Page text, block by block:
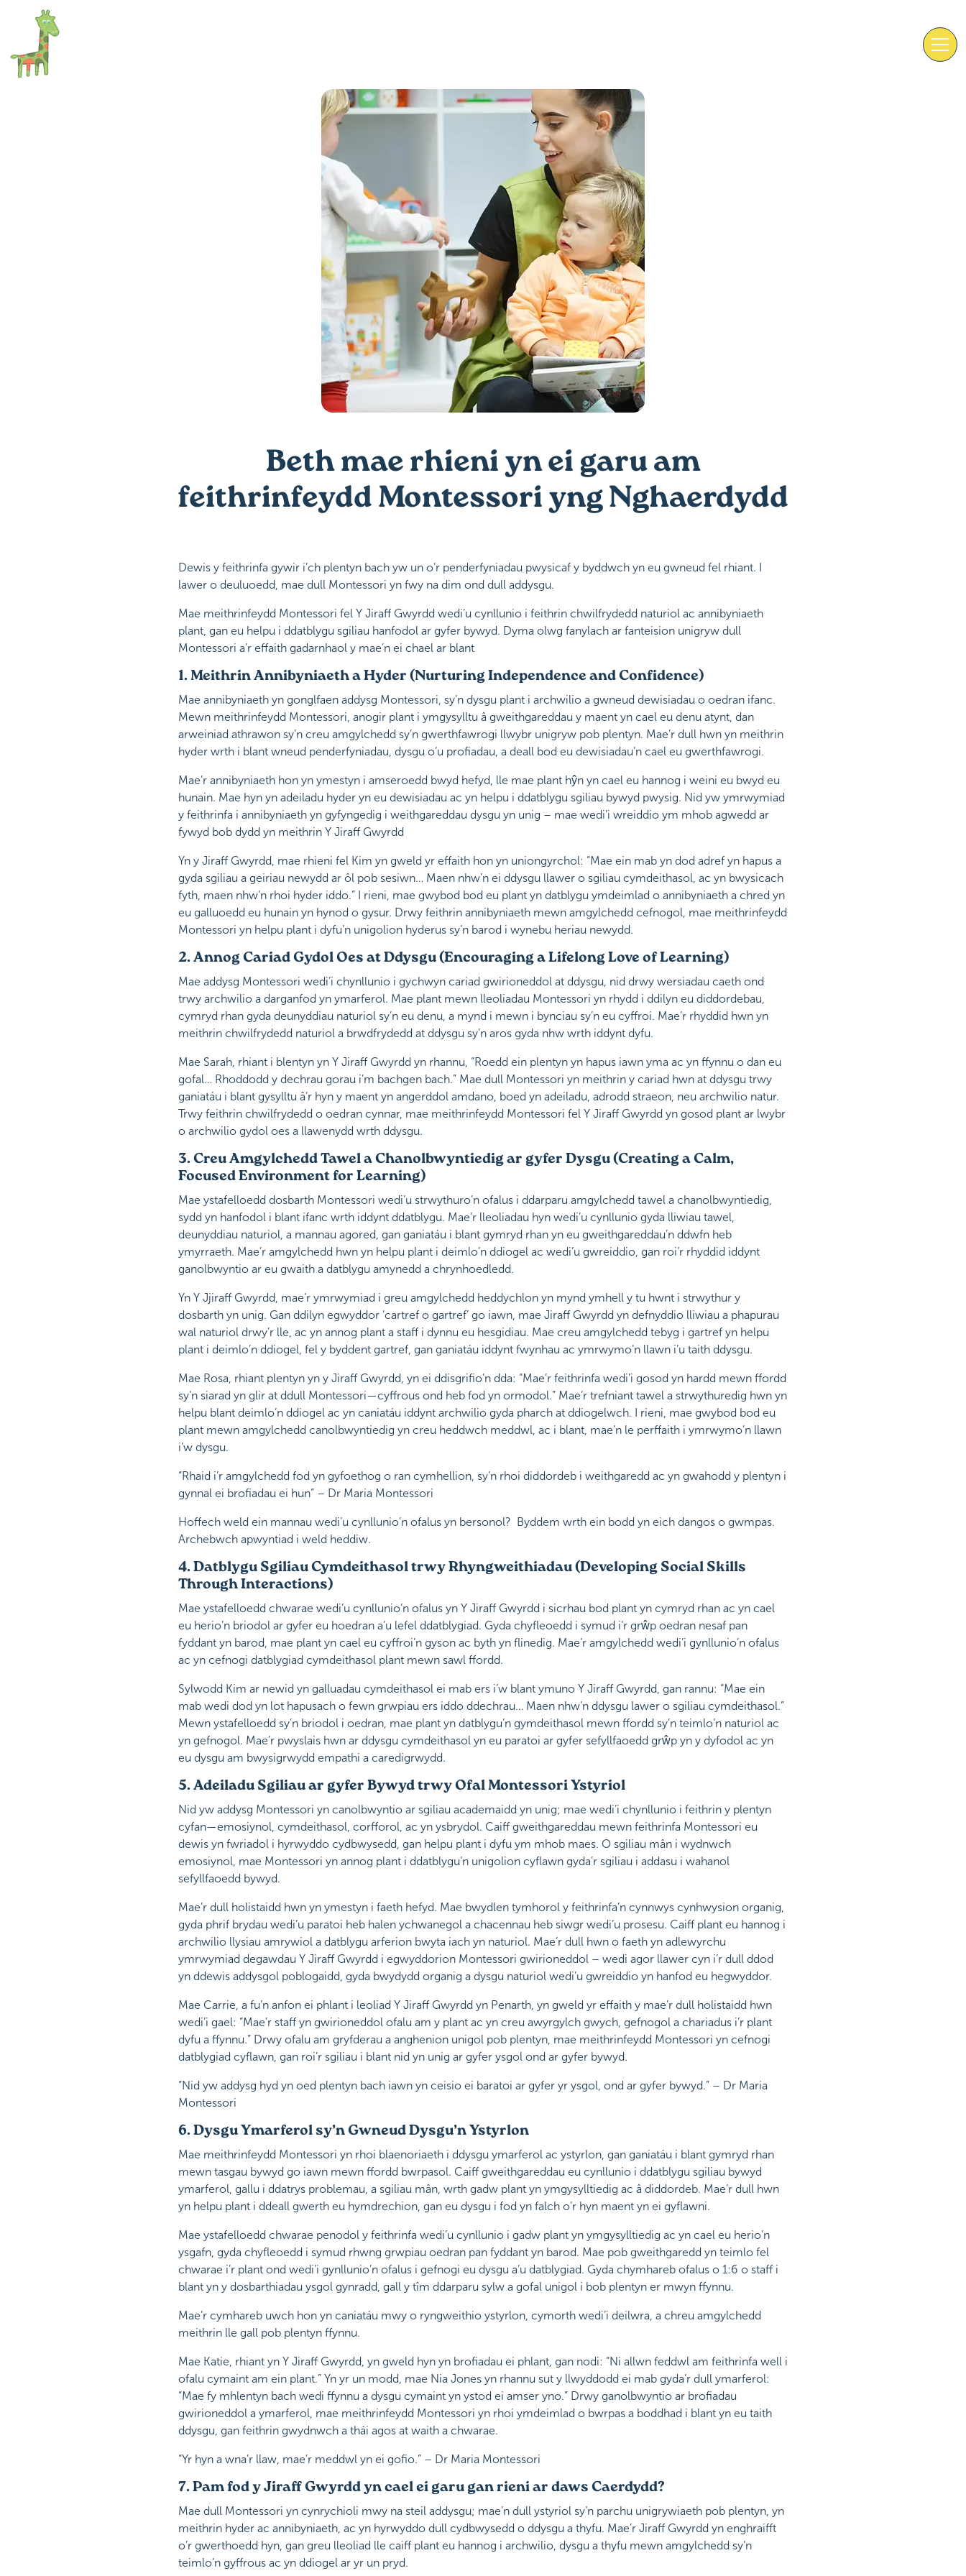
Beth mae rhieni yn ei garu am
feithrinfeydd Montessori yng Nghaerdydd
Dewis y feithrinfa gywir i’ch plentyn bach yw un o’r penderfyniadau pwysicaf y byddwch yn eu gwneud fel rhiant. I
lawer o deuluoedd, mae dull Montessori yn fwy na dim ond dull addysgu.
Mae meithrinfeydd Montessori fel Y Jiraff Gwyrdd wedi’u cynllunio i feithrin chwilfrydedd naturiol ac annibyniaeth
plant, gan eu helpu i ddatblygu sgiliau hanfodol ar gyfer bywyd. Dyma olwg fanylach ar fanteision unigryw dull
Montessori a’r effaith gadarnhaol y mae’n ei chael ar blant
1. Meithrin Annibyniaeth a Hyder (Nurturing Independence and Confidence)
Mae annibyniaeth yn gonglfaen addysg Montessori, sy’n dysgu plant i archwilio a gwneud dewisiadau o oedran ifanc.
Mewn meithrinfeydd Montessori, anogir plant i ymgysylltu â gweithgareddau y maent yn cael eu denu atynt, dan
arweiniad athrawon sy’n creu amgylchedd sy’n gwerthfawrogi llwybr unigryw pob plentyn. Mae’r dull hwn yn meithrin
hyder wrth i blant wneud penderfyniadau, dysgu o’u profiadau, a deall bod eu dewisiadau’n cael eu gwerthfawrogi.
Mae’r annibyniaeth hon yn ymestyn i amseroedd bwyd hefyd, lle mae plant hŷn yn cael eu hannog i weini eu bwyd eu
hunain. Mae hyn yn adeiladu hyder yn eu dewisiadau ac yn helpu i ddatblygu sgiliau bywyd pwysig. Nid yw ymrwymiad
y feithrinfa i annibyniaeth yn gyfyngedig i weithgareddau dysgu yn unig – mae wedi’i wreiddio ym mhob agwedd ar
fywyd bob dydd yn meithrin Y Jiraff Gwyrdd
Yn y Jiraff Gwyrdd, mae rhieni fel Kim yn gweld yr effaith hon yn uniongyrchol: “Mae ein mab yn dod adref yn hapus a
gyda sgiliau a geiriau newydd ar ôl pob sesiwn… Maen nhw’n ei ddysgu llawer o sgiliau cymdeithasol, ac yn bwysicach
fyth, maen nhw’n rhoi hyder iddo.” I rieni, mae gwybod bod eu plant yn datblygu ymdeimlad o annibyniaeth a chred yn
eu galluoedd eu hunain yn hynod o gysur. Drwy feithrin annibyniaeth mewn amgylchedd cefnogol, mae meithrinfeydd
Montessori yn helpu plant i dyfu’n unigolion hyderus sy’n barod i wynebu heriau newydd.
2. Annog Cariad Gydol Oes at Ddysgu (Encouraging a Lifelong Love of Learning)
Mae addysg Montessori wedi’i chynllunio i gychwyn cariad gwirioneddol at ddysgu, nid drwy wersiadau caeth ond
trwy archwilio a darganfod yn ymarferol. Mae plant mewn lleoliadau Montessori yn rhydd i ddilyn eu diddordebau,
cymryd rhan gyda deunyddiau naturiol sy’n eu denu, a mynd i mewn i bynciau sy’n eu cyffroi. Mae’r rhyddid hwn yn
meithrin chwilfrydedd naturiol a brwdfrydedd at ddysgu sy’n aros gyda nhw wrth iddynt dyfu.
Mae Sarah, rhiant i blentyn yn Y Jiraff Gwyrdd yn rhannu, “Roedd ein plentyn yn hapus iawn yma ac yn ffynnu o dan eu
gofal… Rhoddodd y dechrau gorau i’m bachgen bach.” Mae dull Montessori yn meithrin y cariad hwn at ddysgu trwy
ganiatáu i blant gysylltu â’r hyn y maent yn angerddol amdano, boed yn adeiladu, adrodd straeon, neu archwilio natur.
Trwy feithrin chwilfrydedd o oedran cynnar, mae meithrinfeydd Montessori fel Y Jiraff Gwyrdd yn gosod plant ar lwybr
o archwilio gydol oes a llawenydd wrth ddysgu.
3. Creu Amgylchedd Tawel a Chanolbwyntiedig ar gyfer Dysgu (Creating a Calm,
Focused Environment for Learning)
Mae ystafelloedd dosbarth Montessori wedi’u strwythuro’n ofalus i ddarparu amgylchedd tawel a chanolbwyntiedig,
sydd yn hanfodol i blant ifanc wrth iddynt ddatblygu. Mae’r lleoliadau hyn wedi’u cynllunio gyda lliwiau tawel,
deunyddiau naturiol, a mannau agored, gan ganiatáu i blant gymryd rhan yn eu gweithgareddau’n ddwfn heb
ymyrraeth. Mae’r amgylchedd hwn yn helpu plant i deimlo’n ddiogel ac wedi’u gwreiddio, gan roi’r rhyddid iddynt
ganolbwyntio ar eu gwaith a datblygu amynedd a chrynhoedledd.
Yn Y Jjiraff Gwyrdd, mae’r ymrwymiad i greu amgylchedd heddychlon yn mynd ymhell y tu hwnt i strwythur y
dosbarth yn unig. Gan ddilyn egwyddor ‘cartref o gartref’ go iawn, mae Jiraff Gwyrdd yn defnyddio lliwiau a phapurau
wal naturiol drwy’r lle, ac yn annog plant a staff i dynnu eu hesgidiau. Mae creu amgylchedd tebyg i gartref yn helpu
plant i deimlo’n ddiogel, fel y byddent gartref, gan ganiatáu iddynt fwynhau ac ymrwymo’n llawn i’u taith ddysgu.
Mae Rosa, rhiant plentyn yn y Jiraff Gwyrdd, yn ei ddisgrifio’n dda: “Mae’r feithrinfa wedi’i gosod yn hardd mewn ffordd
sy’n siarad yn glir at ddull Montessori—cyffrous ond heb fod yn ormodol.” Mae’r trefniant tawel a strwythuredig hwn yn
helpu blant deimlo’n ddiogel ac yn caniatáu iddynt archwilio gyda pharch at ddiogelwch. I rieni, mae gwybod bod eu
plant mewn amgylchedd canolbwyntiedig yn creu heddwch meddwl, ac i blant, mae’n le perffaith i ymrwymo’n llawn
i’w dysgu.
“Rhaid i’r amgylchedd fod yn gyfoethog o ran cymhellion, sy’n rhoi diddordeb i weithgaredd ac yn gwahodd y plentyn i
gynnal ei brofiadau ei hun” – Dr Maria Montessori
Hoffech weld ein mannau wedi’u cynllunio’n ofalus yn bersonol? Byddem wrth ein bodd yn eich dangos o gwmpas.
Archebwch apwyntiad i weld heddiw.
4. Datblygu Sgiliau Cymdeithasol trwy Rhyngweithiadau (Developing Social Skills
Through Interactions)
Mae ystafelloedd chwarae wedi’u cynllunio’n ofalus yn Y Jiraff Gwyrdd i sicrhau bod plant yn cymryd rhan ac yn cael
eu herio’n briodol ar gyfer eu hoedran a’u lefel ddatblygiad. Gyda chyfleoedd i symud i’r grŵp oedran nesaf pan
fyddant yn barod, mae plant yn cael eu cyffroi’n gyson ac byth yn flinedig. Mae’r amgylchedd wedi’i gynllunio’n ofalus
ac yn cefnogi datblygiad cymdeithasol plant mewn sawl ffordd.
Sylwodd Kim ar newid yn galluadau cymdeithasol ei mab ers i’w blant ymuno Y Jiraff Gwyrdd, gan rannu: “Mae ein
mab wedi dod yn lot hapusach o fewn grwpiau ers iddo ddechrau… Maen nhw’n ddysgu lawer o sgiliau cymdeithasol.”
Mewn ystafelloedd sy’n briodol i oedran, mae plant yn datblygu’n gymdeithasol mewn ffordd sy’n teimlo’n naturiol ac
yn gefnogol. Mae’r pwyslais hwn ar ddysgu cymdeithasol yn eu paratoi ar gyfer sefyllfaoedd grŵp yn y dyfodol ac yn
eu dysgu am bwysigrwydd empathi a caredigrwydd.
5. Adeiladu Sgiliau ar gyfer Bywyd trwy Ofal Montessori Ystyriol
Nid yw addysg Montessori yn canolbwyntio ar sgiliau academaidd yn unig; mae wedi’i chynllunio i feithrin y plentyn
cyfan—emosiynol, cymdeithasol, corfforol, ac yn ysbrydol. Caiff gweithgareddau mewn feithrinfa Montessori eu
dewis yn fwriadol i hyrwyddo cydbwysedd, gan helpu plant i dyfu ym mhob maes. O sgiliau mân i wydnwch
emosiynol, mae Montessori yn annog plant i ddatblygu’n unigolion cyflawn gyda’r sgiliau i addasu i wahanol
sefyllfaoedd bywyd.
Mae’r dull holistaidd hwn yn ymestyn i faeth hefyd. Mae bwydlen tymhorol y feithrinfa’n cynnwys cynhwysion organig,
gyda phrif brydau wedi’u paratoi heb halen ychwanegol a chacennau heb siwgr wedi’u prosesu. Caiff plant eu hannog i
archwilio llysiau amrywiol a datblygu arferion bwyta iach yn naturiol. Mae’r dull hwn o faeth yn adlewyrchu
ymrwymiad degawdau Y Jiraff Gwyrdd i egwyddorion Montessori gwirioneddol – wedi agor llawer cyn i’r dull ddod
yn ddewis addysgol poblogaidd, gyda bwydydd organig a dysgu naturiol wedi’u gwreiddio yn hanfod eu hegwyddor.
Mae Carrie, a fu’n anfon ei phlant i leoliad Y Jiraff Gwyrdd yn Penarth, yn gweld yr effaith y mae’r dull holistaidd hwn
wedi’i gael: “Mae’r staff yn gwirioneddol ofalu am y plant ac yn creu awyrgylch gwych, gefnogol a chariadus i’r plant
dyfu a ffynnu.” Drwy ofalu am gryfderau a anghenion unigol pob plentyn, mae meithrinfeydd Montessori yn cefnogi
datblygiad cyflawn, gan roi’r sgiliau i blant nid yn unig ar gyfer ysgol ond ar gyfer bywyd.
“Nid yw addysg hyd yn oed plentyn bach iawn yn ceisio ei baratoi ar gyfer yr ysgol, ond ar gyfer bywyd.” – Dr Maria
Montessori
6. Dysgu Ymarferol sy’n Gwneud Dysgu’n Ystyrlon
Mae meithrinfeydd Montessori yn rhoi blaenoriaeth i ddysgu ymarferol ac ystyrlon, gan ganiatáu i blant gymryd rhan
mewn tasgau bywyd go iawn mewn ffordd bwrpasol. Caiff gweithgareddau eu cynllunio i ddatblygu sgiliau bywyd
ymarferol, gallu i ddatrys problemau, a sgiliau mân, wrth gadw plant yn ymgysylltiedig ac â diddordeb. Mae’r dull hwn
yn helpu plant i ddeall gwerth eu hymdrechion, gan eu dysgu i fod yn falch o’r hyn maent yn ei gyflawni.
Mae ystafelloedd chwarae penodol y feithrinfa wedi’u cynllunio i gadw plant yn ymgysylltiedig ac yn cael eu herio’n
ysgafn, gyda chyfleoedd i symud rhwng grwpiau oedran pan fyddant yn barod. Mae pob gweithgaredd yn teimlo fel
chwarae i’r plant ond wedi’i gynllunio’n ofalus i gefnogi eu dysgu a’u datblygiad. Gyda chymhareb ofalus o 1:6 o staff i
blant yn y dosbarthiadau ysgol gynradd, gall y tîm ddarparu sylw a gofal unigol i bob plentyn er mwyn ffynnu.
Mae’r cymhareb uwch hon yn caniatáu mwy o ryngweithio ystyrlon, cymorth wedi’i deilwra, a chreu amgylchedd
meithrin lle gall pob plentyn ffynnu.
Mae Katie, rhiant yn Y Jiraff Gwyrdd, yn gweld hyn yn brofiadau ei phlant, gan nodi: “Ni allwn feddwl am feithrinfa well i
ofalu cymaint am ein plant.” Yn yr un modd, mae Nia Jones yn rhannu sut y llwyddodd ei mab gyda’r dull ymarferol:
“Mae fy mhlentyn bach wedi ffynnu a dysgu cymaint yn ystod ei amser yno.” Drwy ganolbwyntio ar brofiadau
gwirioneddol a ymarferol, mae meithrinfeydd Montessori yn rhoi ymdeimlad o bwrpas a boddhad i blant yn eu taith
ddysgu, gan feithrin gwydnwch a thái agos at waith a chwarae.
“Yr hyn a wna’r llaw, mae’r meddwl yn ei gofio.” – Dr Maria Montessori
7. Pam fod y Jiraff Gwyrdd yn cael ei garu gan rieni ar daws Caerdydd?
Mae dull Montessori yn cynrychioli mwy na steil addysgu; mae’n dull ystyriol sy’n parchu unigrywiaeth pob plentyn, yn
meithrin hyder ac annibyniaeth, ac yn hyrwyddo dull cydbwysedd o ddysgu a thyfu. Mae’r Jiraff Gwyrdd yn enghraifft
o’r gwerthoedd hyn, gan greu lleoliad lle caiff plant eu hannog i archwilio, dysgu a thyfu mewn amgylchedd sy’n
teimlo’n gyffrous ac yn ddiogel ar yr un pryd.